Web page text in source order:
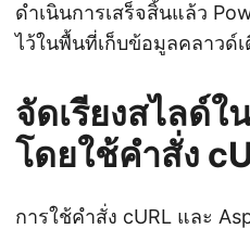
ดำเนินการเสร็จสิ้นแล้ว
ไว้ในพื้นที่เก็บข้อมูลคลาวด์
จัดเรียงสไลด์
โดยใช้คำสั่ง
การใช้คำสั่ง cURL และ